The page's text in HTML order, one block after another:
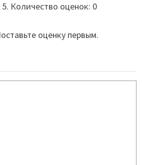
Количество оценок: 0
оценку первым.